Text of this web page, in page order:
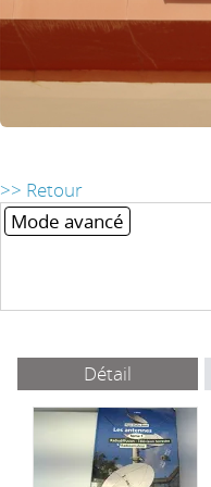
>> Retour
Mode avancé
Détail